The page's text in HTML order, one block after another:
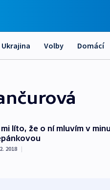
Ukrajina Volby Domácí
mi líto, že o ní mluvím v
2018 |